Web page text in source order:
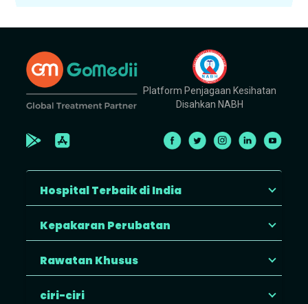
Platform Penjagaan Kesihatan
Disahkan NABH
Hospital Terbaik di India
Kepakaran Perubatan
Rawatan Khusus
ciri-ciri